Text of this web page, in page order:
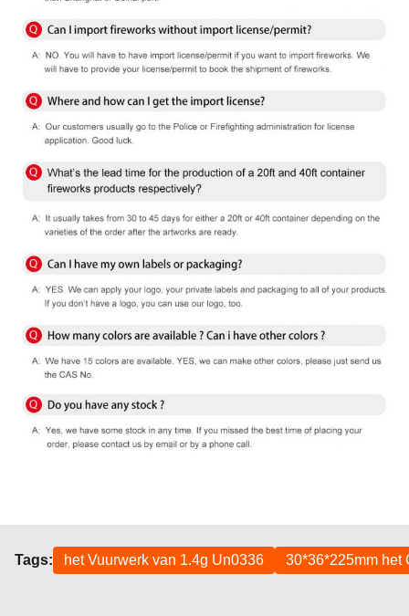
Tags: het Vuurwerk van 1.4g Un0336 30*36*225mm het